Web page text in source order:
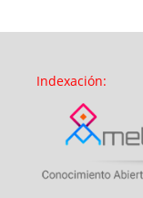
Indexación: